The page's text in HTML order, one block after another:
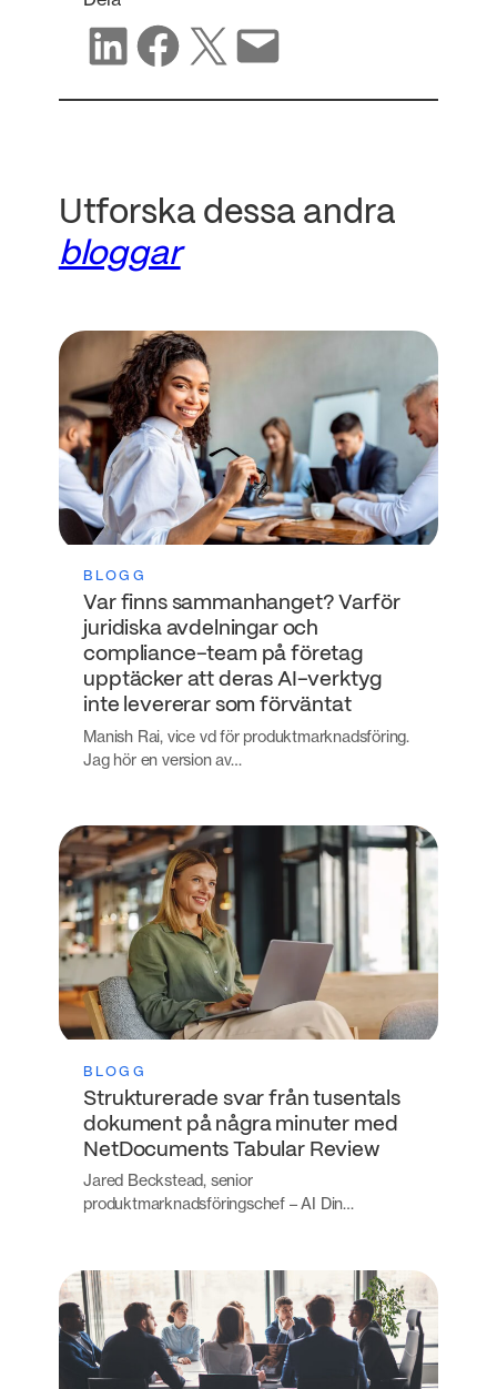
Dela på LinkedIn
Dela på Facebook
Dela på X Dela via e-post
Utforska dessa andra
bloggar
BLOGG
Var finns sammanhanget? Varför
juridiska avdelningar och
compliance-team på företag
upptäcker att deras AI-verktyg
inte levererar som förväntat
Manish Rai, vice vd för produktmarknadsföring.
Jag hör en version av…
BLOGG
Strukturerade svar från tusentals
dokument på några minuter med
NetDocuments Tabular Review
Jared Beckstead, senior
produktmarknadsföringschef – AI Din…